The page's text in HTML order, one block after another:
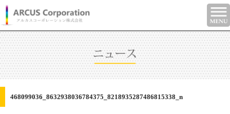
468099036_8632938036784375_8218935287486815338_n